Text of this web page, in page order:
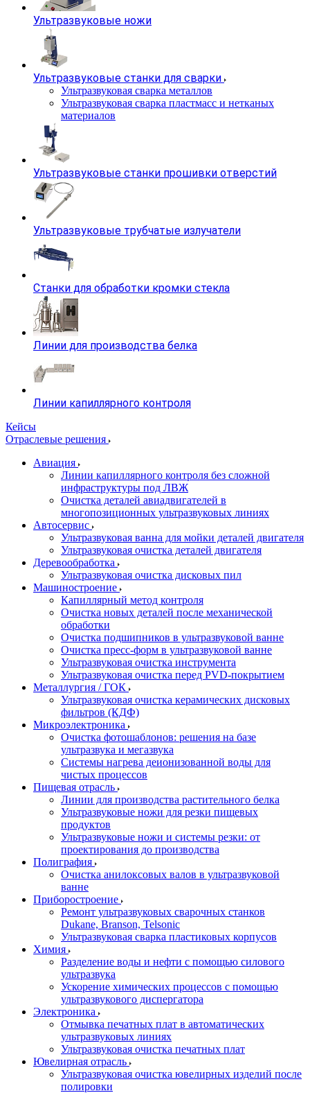
Ультразвуковые ножи
Ультразвуковые станки для сварки
Ультразвуковая сварка металлов
Ультразвуковая сварка пластмасс и нетканых
материалов
Ультразвуковые станки прошивки отверстий
Ультразвуковые трубчатые излучатели
Станки для обработки кромки стекла
Линии для производства белка
Линии капиллярного контроля
Кейсы
Отраслевые решения
Авиация
Линии капиллярного контроля без сложной
инфраструктуры под ЛВЖ
Очистка деталей авиадвигателей в
многопозиционных ультразвуковых линиях
Автосервис
Ультразвуковая ванна для мойки деталей двигателя
Ультразвуковая очистка деталей двигателя
Деревообработка
Ультразвуковая очистка дисковых пил
Машиностроение
Капиллярный метод контроля
Очистка новых деталей после механической
обработки
Очистка подшипников в ультразвуковой ванне
Очистка пресс-форм в ультразвуковой ванне
Ультразвуковая очистка инструмента
Ультразвуковая очистка перед PVD-покрытием
Металлургия / ГОК
Ультразвуковая очистка керамических дисковых
фильтров (КДФ)
Микроэлектроника
Очистка фотошаблонов: решения на базе
ультразвука и мегазвука
Системы нагрева деионизованной воды для
чистых процессов
Пищевая отрасль
Линии для производства растительного белка
Ультразвуковые ножи для резки пищевых
продуктов
Ультразвуковые ножи и системы резки: от
проектирования до производства
Полиграфия
Очистка анилоксовых валов в ультразвуковой
ванне
Приборостроение
Ремонт ультразвуковых сварочных станков
Dukane, Branson, Telsonic
Ультразвуковая сварка пластиковых корпусов
Химия
Разделение воды и нефти с помощью силового
ультразвука
Ускорение химических процессов с помощью
ультразвукового диспергатора
Электроника
Отмывка печатных плат в автоматических
ультразвуковых линиях
Ультразвуковая очистка печатных плат
Ювелирная отрасль
Ультразвуковая очистка ювелирных изделий после
полировки